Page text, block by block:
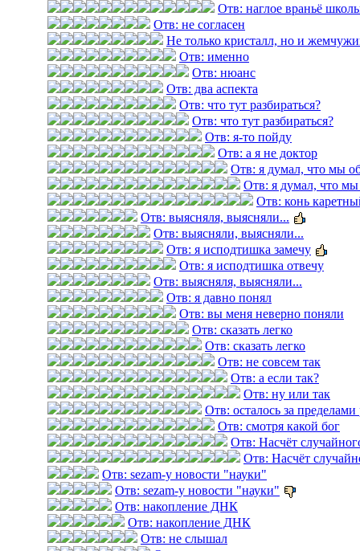
Отв: наглое враньё
Отв: не согласен
Не только кристалл, но и
Отв: именно
Отв: нюанс
Отв: два аспекта
Отв: что тут разбираться?
Отв: что тут разбираться?
Отв: я-то пойду
Отв: а я не доктор
Отв: я думал, что мы
Отв: я думал, что
Отв: конь
Отв: выясняля, выясняли...
Отв: выясняли, выясняли...
Отв: я исподтишка замечу
Отв: я исподтишка отвечу
Отв: выясняля, выясняли...
Отв: я давно понял
Отв: вы меня неверно поняли
Отв: сказать легко
Отв: сказать легко
Отв: не совсем так
Отв: а если так?
Отв: ну или так
Отв: осталось за пределами
Отв: смотря какой бог
Отв: Насчёт
Отв: Насчёт
Отв: sezam-у новости "науки"
Отв: sezam-у новости "науки"
Отв: накопление ДНК
Отв: накопление ДНК
Отв: не слышал